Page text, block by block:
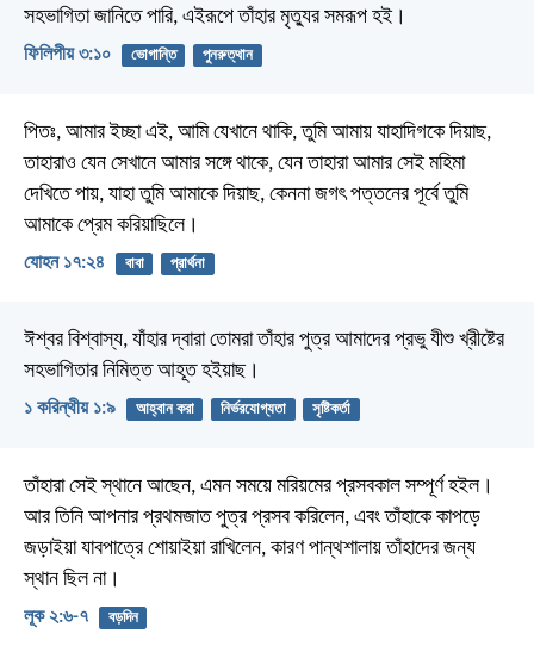
সহভাগিতা জানিতে পারি, এইরূপে তাঁহার মৃত্যুর সমরূপ হই।
ফিলিপীয় ৩:১০ ভোগান্তি পুনরুত্থান
পিতঃ, আমার ইচ্ছা এই, আমি যেখানে থাকি, তুমি আমায় যাহাদিগকে দিয়াছ,
তাহারাও যেন সেখানে আমার সঙ্গে থাকে, যেন তাহারা আমার সেই মহিমা
দেখিতে পায়, যাহা তুমি আমাকে দিয়াছ, কেননা জগৎ পত্তনের পূর্বে তুমি
আমাকে প্রেম করিয়াছিলে।
যোহন ১৭:২৪ বাবা প্রার্থনা
ঈশ্বর বিশ্বাস্য, যাঁহার দ্বারা তোমরা তাঁহার পুত্র আমাদের প্রভু যীশু খ্রীষ্টের
সহভাগিতার নিমিত্ত আহূত হইয়াছ।
১ করিন্থীয় ১:৯ আহ্বান করা নির্ভরযোগ্যতা সৃষ্টিকর্তা
তাঁহারা সেই স্থানে আছেন, এমন সময়ে মরিয়মের প্রসবকাল সম্পূর্ণ হইল।
আর তিনি আপনার প্রথমজাত পুত্র প্রসব করিলেন, এবং তাঁহাকে কাপড়ে
জড়াইয়া যাবপাত্রে শোয়াইয়া রাখিলেন, কারণ পান্থশালায় তাঁহাদের জন্য
স্থান ছিল না।
লূক ২:৬-৭ বড়দিন